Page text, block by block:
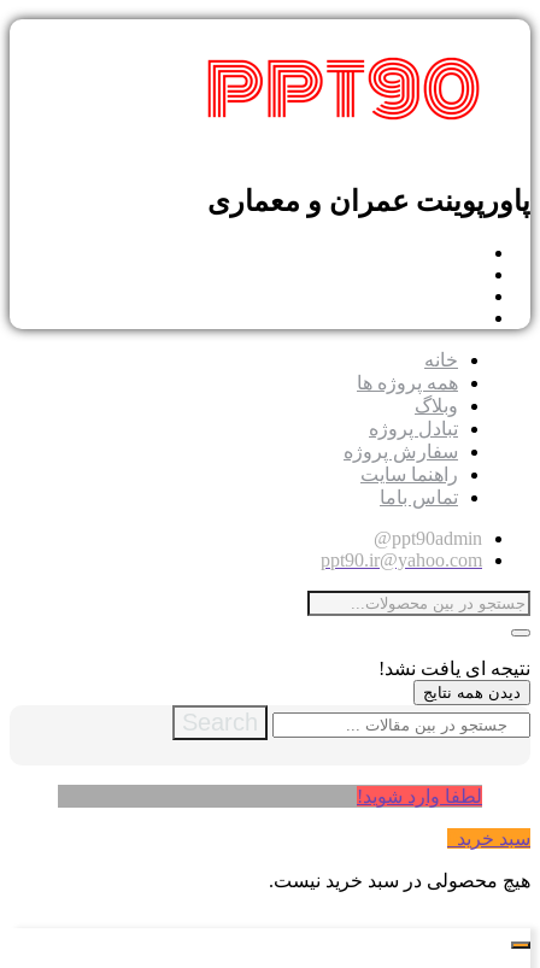
پاورپوینت عمران و معماری
خانه
همه پروژه ها
وبلاگ
تبادل پروژه
سفارش پروژه
راهنما سایت
تماس باما
ppt90admin@
ppt90.ir@yahoo.com
نتیجه ای یافت نشد!
دیدن همه نتایج
Search
لطفا وارد شوید!
سبد خرید
هیچ محصولی در سبد خرید نیست.